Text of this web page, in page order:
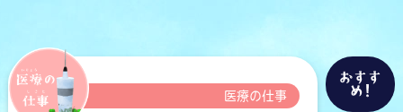
医療の仕事
おすす
め!